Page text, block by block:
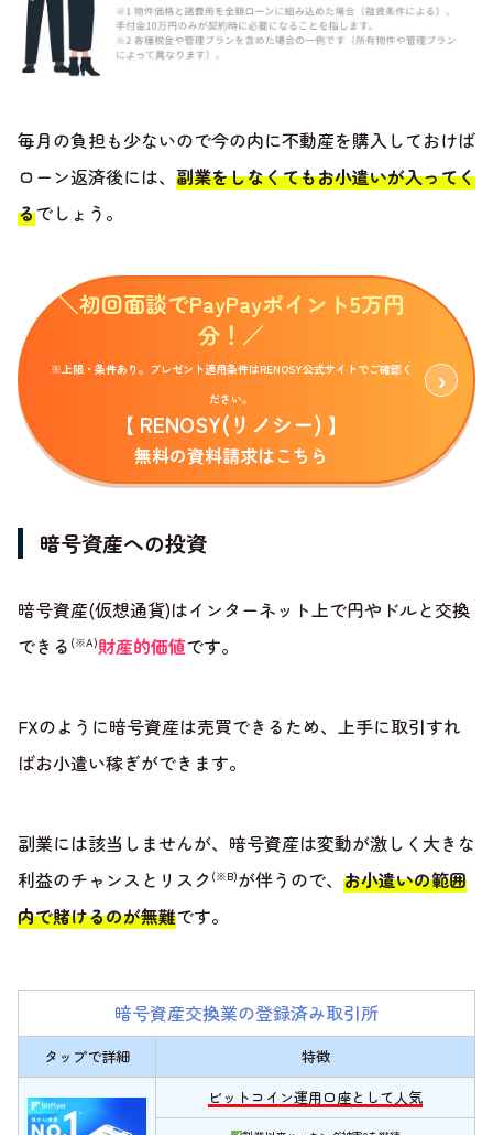
毎月の負担も少ないので今の内に不動産を購入しておけば
ローン返済後には、 副業をしなくてもお小遣いが入ってく
るでしょう。
＼初回面談でPayPayポイント5万円
分！／
※上限・条件あり。プレゼント適用条件はRENOSY公式サイトでご確認く
ださい。
【 RENOSY(リノシー) 】
無料の資料請求はこちら
暗号資産への投資
暗号資産(仮想通貨)はインターネット上で円やドルと交換
できる (※A)財産的価値です。
FXのように暗号資産は売買できるため、上手に取引すれ
ばお小遣い稼ぎができます。
副業には該当しませんが、暗号資産は変動が激しく大きな
利益のチャンスとリスク (※B)が伴うので、 お小遣いの範囲
内で賭けるのが無難です。
暗号資産交換業の登録済み取引所
タップで詳細 特徴
ビットコイン運用口座として人気